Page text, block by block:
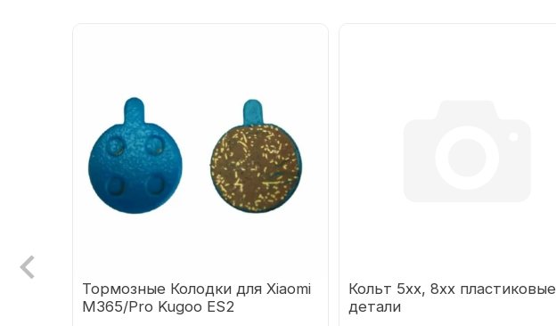
Тормозные Колодки для Xiaomi
M365/Pro Kugoo ES2
Кольт 5хх, 8хх пластиковые
детали